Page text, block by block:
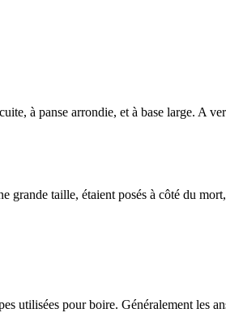
à panse arrondie, et à base large. A
grande taille, étaient posés à côté du
utilisées pour boire. Généralement les